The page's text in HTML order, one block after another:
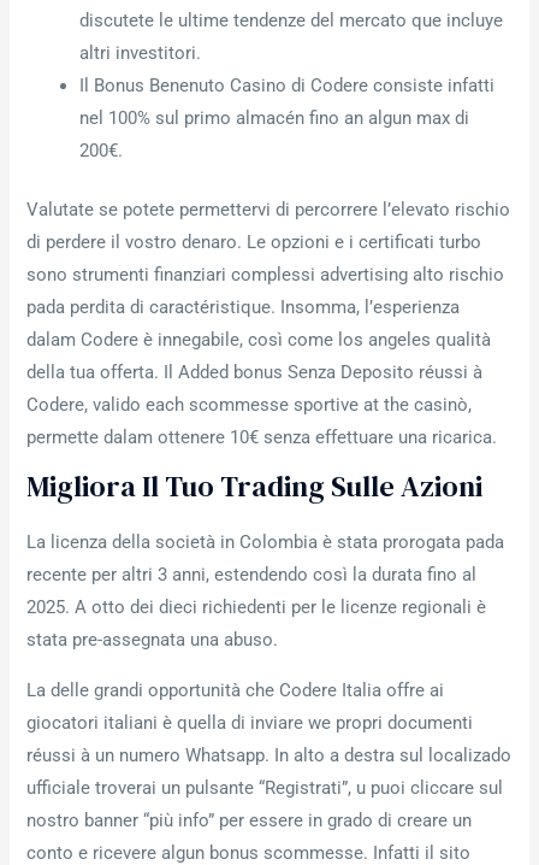
discutete le ultime tendenze del mercato que incluye
altri investitori.
Il Bonus Benenuto Casino di Codere consiste infatti
nel 100% sul primo almacén fino an algun max di
200€.
Valutate se potete permettervi di percorrere l’elevato rischio
di perdere il vostro denaro. Le opzioni e i certificati turbo
sono strumenti finanziari complessi advertising alto rischio
pada perdita di caractéristique. Insomma, l’esperienza
dalam Codere è innegabile, così come los angeles qualità
della tua offerta. Il Added bonus Senza Deposito réussi à
Codere, valido each scommesse sportive at the casinò,
permette dalam ottenere 10€ senza effettuare una ricarica.
Migliora Il Tuo Trading Sulle Azioni
La licenza della società in Colombia è stata prorogata pada
recente per altri 3 anni, estendendo così la durata fino al
2025. A otto dei dieci richiedenti per le licenze regionali è
stata pre-assegnata una abuso.
La delle grandi opportunità che Codere Italia offre ai
giocatori italiani è quella di inviare we propri documenti
réussi à un numero Whatsapp. In alto a destra sul localizado
ufficiale troverai un pulsante “Registrati”, u puoi cliccare sul
nostro banner “più info” per essere in grado di creare un
conto e ricevere algun bonus scommesse. Infatti il sito